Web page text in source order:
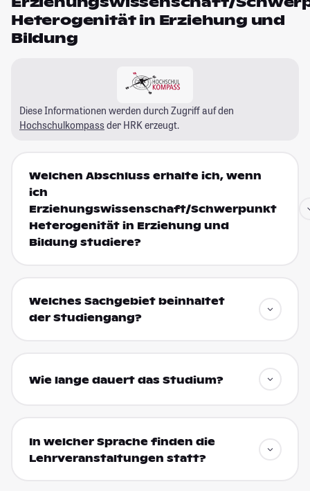
Heterogenität in Erziehung und
Bildung
Diese Informationen werden durch Zugriff auf den
Hochschulkompass der HRK erzeugt.
Welchen Abschluss erhalte ich, wenn
ich
Erziehungswissenschaft/Schwerpunkt
Heterogenität in Erziehung und
Bildung studiere?
Welches Sachgebiet beinhaltet
der Studiengang?
Wie lange dauert das Studium?
In welcher Sprache finden die
Lehrveranstaltungen statt?